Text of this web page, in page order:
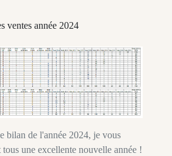
ventes année 2024
bilan de l'année 2024, je vous
tous une excellente nouvelle année !